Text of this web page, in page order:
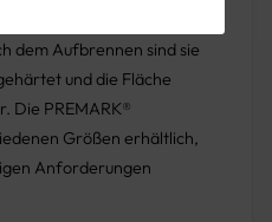
dem Aufbrennen sind sie
und die Fläche
Die PREMARK®
Größen erhältlich,
Anforderungen